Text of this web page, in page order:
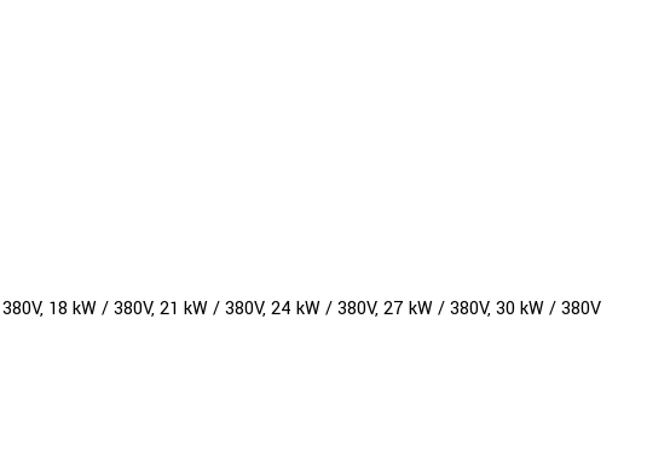
18 kW / 380V, 21 kW / 380V, 24 kW / 380V, 27 kW / 380V, 30 kW / 380V